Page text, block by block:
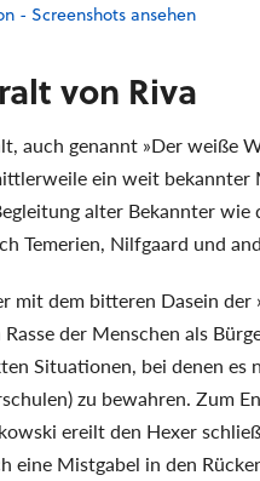
- Screenshots ansehen
von Riva
auch genannt »Der weiße
ein weit bekannter
alter Bekannter
Temerien, Nilfgaard und
mit dem bitteren Dasein
der Menschen als
Situationen, bei denen
zu bewahren. Zum
ereilt den Hexer
eine Mistgabel in den